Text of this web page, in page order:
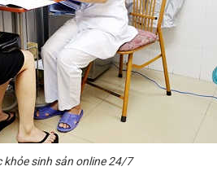
khỏe sinh sản online 24/7